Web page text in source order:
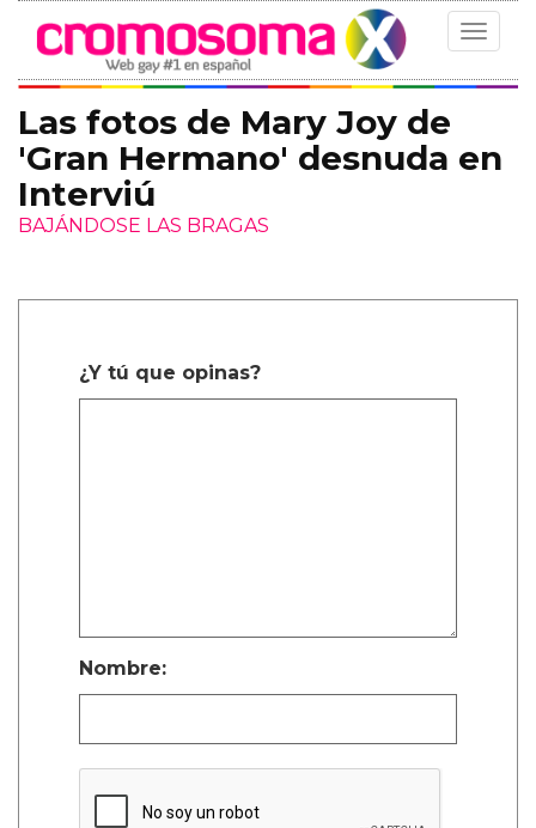
Toggle
Las fotos de Mary Joy de
'Gran Hermano' desnuda en
Interviú
BAJÁNDOSE LAS BRAGAS
¿Y tú que opinas?
Nombre: